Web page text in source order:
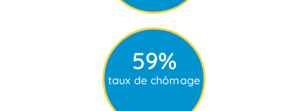
59%
taux de chômage